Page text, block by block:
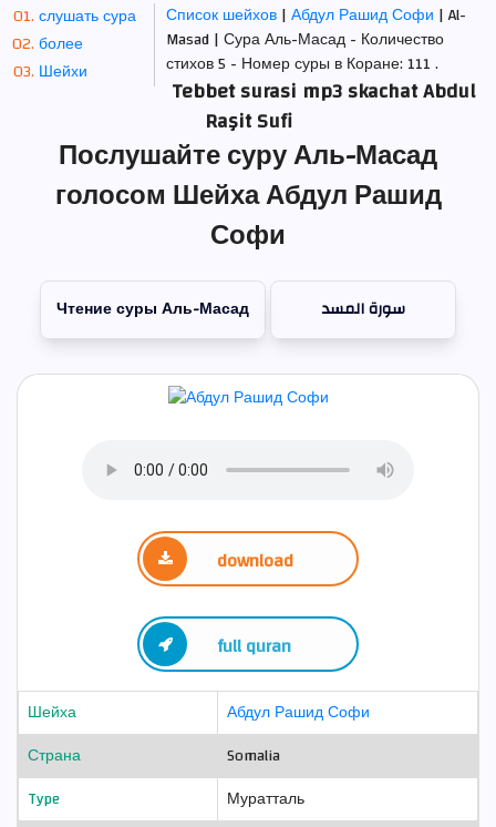
слушать сура
более
Шейхи
Список шейхов|Абдул Рашид Софи | Al-
Masad | Сура Аль-Масад - Количество
стихов 5 - Номер суры в Коране: 111 .
Tebbet surasi mp3 skachat Abdul
Raşit Sufi
Послушайте суру Аль-Масад
голосом Шейха Абдул Рашид
Софи
Чтение суры Аль-Масад سورة المسد
download
full quran
Шейха
Абдул Рашид Софи
Страна
Somalia
Type
Муратталь